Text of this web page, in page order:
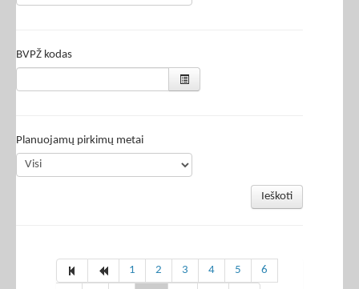
BVPŽ kodas
Planuojamų pirkimų metai
Ieškoti
1 2 3 4 5
6